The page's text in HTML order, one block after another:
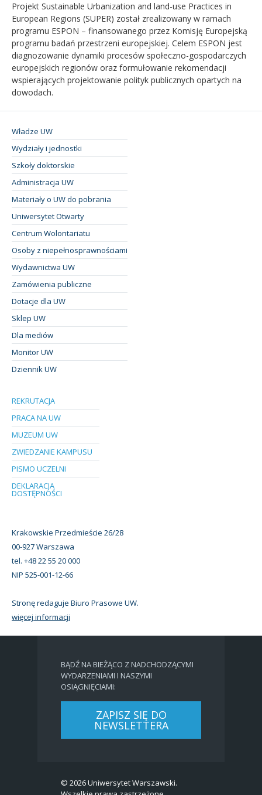
Projekt Sustainable Urbanization and land-use Practices in
European Regions (SUPER) został zrealizowany w ramach
programu ESPON – finansowanego przez Komisję Europejską
programu badań przestrzeni europejskiej. Celem ESPON jest
diagnozowanie dynamiki procesów społeczno-gospodarczych
europejskich regionów oraz formułowanie rekomendacji
wspierających projektowanie polityk publicznych opartych na
dowodach.
Władze UW
Wydziały i jednostki
Szkoły doktorskie
Administracja UW
Materiały o UW do pobrania
Uniwersytet Otwarty
Centrum Wolontariatu
Osoby z niepełnosprawnościami
Wydawnictwa UW
Zamówienia publiczne
Dotacje dla UW
Sklep UW
Dla mediów
Monitor UW
Dziennik UW
REKRUTACJA
PRACA NA UW
MUZEUM UW
ZWIEDZANIE KAMPUSU
PISMO UCZELNI
DEKLARACJA
DOSTĘPNOŚCI
Krakowskie Przedmieście 26/28
00-927 Warszawa
tel. +48 22 55 20 000
NIP 525-001-12-66
Stronę redaguje Biuro Prasowe UW.
więcej informacji
BĄDŹ NA BIEŻĄCO Z NADCHODZĄCYMI
WYDARZENIAMI I NASZYMI
OSIĄGNIĘCIAMI:
ZAPISZ SIĘ DO
NEWSLETTERA
© 2026 Uniwersytet Warszawski.